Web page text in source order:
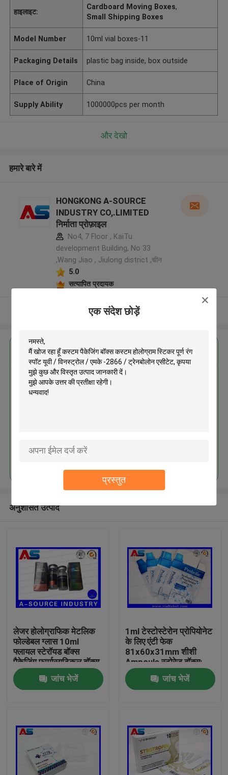
एक संदेश छोड़ें
प्रस्तुत
हमारे बारे में
हाइलाइट:
Cardboard Moving Boxes,
Small Shipping Boxes
Model Number 10ml vial boxes-11
Packaging Details plastic bag inside, box outside
Place of Origin China
Supply Ability 1000000pcs per month
और देखो
हमारे बारे में
HONGKONG A-SOURCE
INDUSTRY CO,.LIMITED
निर्माता प्रोफ़ाइल
No4, 7 Floor , KaiTu
development Building, No 33
,Wang Jiao , Jiulong district ,चीन
5.0
सत्यापित प्रदायक
और देखो
सबसे उत्तम प्रतिदान प्राप्त करें
कस्टम पैकेजिंग बॉक्स कस्टम होलोग्राम
जारी रखें
अनुशंसित उत्पाद
लेजर होलोग्राफिक मेटलिक
फोल्डेबल ग्लास 10ml
फ्लायल स्टेरॉयड बॉक्स
पैकेजिंग फार्मास्यूटिकल बॉक्स
लेबल
जांच भेजें
1ml टेस्टोस्टेरोन प्रोपियोनेट
के लिए एंटी फेक
81x60x31mm शीशी
Ampoule स्टोरेज बॉक्स:
जांच भेजें